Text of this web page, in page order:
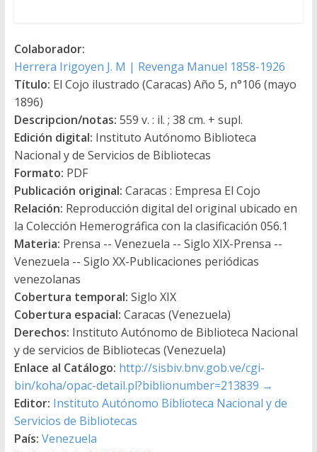
Colaborador:
Herrera Irigoyen J. M | Revenga Manuel 1858-1926
Título: El Cojo ilustrado (Caracas) Año 5, n°106 (mayo
1896)
Descripcion/notas: 559 v. : il. ; 38 cm. + supl.
Edición digital: Instituto Autónomo Biblioteca
Nacional y de Servicios de Bibliotecas
Formato: PDF
Publicación original: Caracas : Empresa El Cojo
Relación: Reproducción digital del original ubicado en
la Colección Hemerográfica con la clasificación 056.1
Materia: Prensa -- Venezuela -- Siglo XIX-Prensa --
Venezuela -- Siglo XX-Publicaciones periódicas
venezolanas
Cobertura temporal: Siglo XIX
Cobertura espacial: Caracas (Venezuela)
Derechos: Instituto Autónomo de Biblioteca Nacional
y de servicios de Bibliotecas (Venezuela)
Enlace al Catálogo: http://sisbiv.bnv.gob.ve/cgi-
bin/koha/opac-detail.pl?biblionumber=213839 →
Editor: Instituto Autónomo Biblioteca Nacional y de
Servicios de Bibliotecas
País: Venezuela